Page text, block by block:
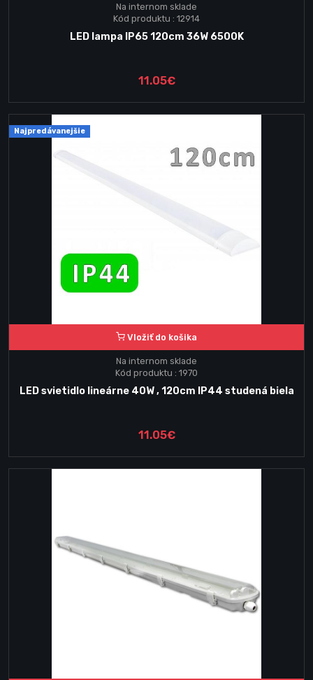
Na internom sklade
Kód produktu : 12914
LED lampa IP65 120cm 36W 6500K
11.05€
Najpredávanejšie
Vložiť do košika
Na internom sklade
Kód produktu : 1970
LED svietidlo lineárne 40W , 120cm IP44 studená biela
11.05€